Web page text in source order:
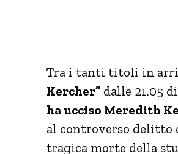
Tra i tanti titoli in
Kercher” dalle 21.05
ha ucciso Meredith
al controverso delitto
tragica morte della